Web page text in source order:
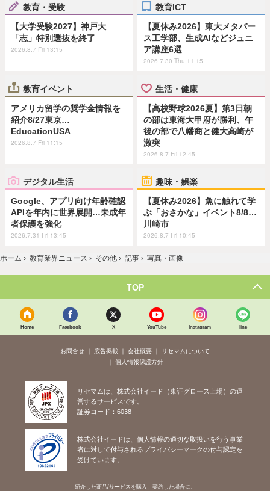
教育・受験
【大学受験2027】神戸大
「志」特別選抜を終了
2026.8.7 Fri 13:15
教育ICT
【夏休み2026】東大メタバー
ス工学部、生成AIなどジュニ
ア講座6選
2026.7.30 Thu 11:15
教育イベント
アメリカ留学の奨学金情報を
紹介8/27東京…
EducationUSA
2026.8.7 Fri 11:15
生活・健康
【高校野球2026夏】第3日朝
の部は東海大甲府が勝利、午
後の部で八幡商と健大高崎が
激突
2026.8.7 Fri 12:45
デジタル生活
Google、アプリ向け年齢確認
APIを年内に世界展開…未成年
者保護を強化
2026.7.31 Fri 13:45
趣味・娯楽
【夏休み2026】魚に触れて学
ぶ「おさかな」イベント8/8…
川崎市
2026.8.7 Fri 10:45
ホーム › 教育業界ニュース › その他 › 記事 › 写真・画像
TOP
Home Facebook X YouTube Instagram line
お問合せ 広告掲載 会社概要
リセマムについて
個人情報保護方針
リセマムは、株式会社イード（東証グロース上場）の運
営するサービスです。
証券コード：6038
株式会社イードは、個人情報の適切な取扱いを行う事業
者に対して付与されるプライバシーマークの付与認定を
受けています。
紹介した商品/サービスを購入、契約した場合に、